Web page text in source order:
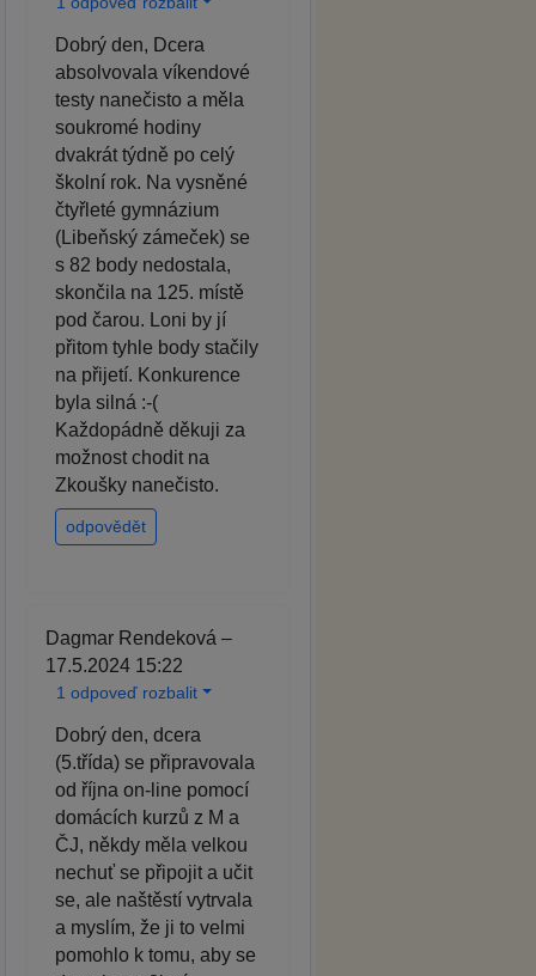
Dobrý den, Dcera
absolvovala víkendové
testy nanečisto a měla
soukromé hodiny
dvakrát týdně po celý
školní rok. Na vysněné
čtyřleté gymnázium
(Libeňský zámeček) se
s 82 body nedostala,
skončila na 125. místě
pod čarou. Loni by jí
přitom tyhle body stačily
na přijetí. Konkurence
byla silná :-(
Každopádně děkuji za
možnost chodit na
Zkoušky nanečisto.
odpovědět
Dagmar Rendeková –
17.5.2024 15:22
1 odpoveď rozbalit
Dobrý den, dcera
(5.třída) se připravovala
od října on-line pomocí
domácích kurzů z M a
ČJ, někdy měla velkou
nechuť se připojit a učit
se, ale naštěstí vytrvala
a myslím, že ji to velmi
pomohlo k tomu, aby se